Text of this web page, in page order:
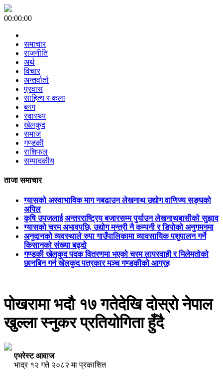
00:00:00
समाचार
राजनीति
अर्थ
विचार
अन्तर्वार्ता
प्रवास
साहित्य र कला
ब्लग
स्वास्थ्य
खेलकुद
समाज
गण्डकी
राशिफल
सम्पादकीय
ताजा समाचार
ग्यासको अस्वाभाविक माग नबढाउन लेखनाथ उद्योग वाणिज्य सङ्घको
अपिल
कृषि उपजलाई अन्तरराष्ट्रिय बजारसम्म पुर्याउन लेखनाथबासीको सुझाव
ग्यासको चरम अभावपछि, उद्योग मन्त्री नै कम्पनी र डिपोको अनुगमनमा
अनुदानको व्यवस्थाले रुपा गाउँपालिकामा व्यावसायिक पशुपालन गर्ने
किसानको संख्या बढ्दो
गण्डकी खेलकुद पदक वितरणमा भएको चरम लापरवाही र मिलेमतोको
छानबिन गर्न खेलकुद पत्रकार मञ्च गण्डकीको आग्रह
पोखरामा भदौ १७ गतेदेखि दोस्रो नेपाल
खुल्ला स्नुकर प्रतियोगिता हुँदै
एभरेस्ट आवाज
भाद्र १२ गते २०८२ मा प्रकाशित